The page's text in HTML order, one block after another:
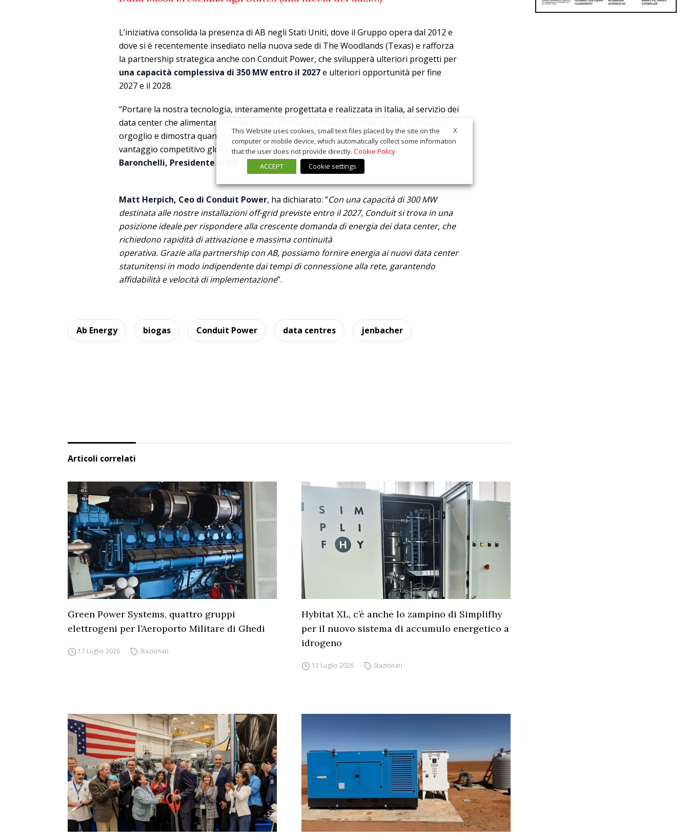
L’iniziativa consolida la presenza di AB negli Stati Uniti, dove il Gruppo opera dal 2012 e
dove si è recentemente insediato nella nuova sede di The Woodlands (Texas) e rafforza
la partnership strategica anche con Conduit Power, che svilupperà ulteriori progetti per
una capacità complessiva di 350 MW entro il 2027e ulteriori opportunità per fine
2027 e il 2028.
“Portare la nostra tecnologia, interamente progettata e realizzata in Italia, al servizio dei
data center che alimentano l’intelligenza artificiale anche negli Stati Uniti è motivo di
orgoglio e dimostra quanto l’innovazione e la sostenibilità possano diventare un
vantaggio competitivo globale,” ha dichiaratoAngelo
Baronchelli, Presidente di AB
Matt Herpich, Ceo di Conduit Power, ha dichiarato: “Con una capacità di 300 MW
destinata alle nostre installazioni off-grid previste entro il 2027, Conduit si trova in una
posizione ideale per rispondere alla crescente domanda di energia dei data center, che
richiedono rapidità di attivazione e massima continuità
operativa. Grazie alla partnership con AB, possiamo fornire energia ai nuovi data center
statunitensi in modo indipendente dai tempi di connessione alla rete, garantendo
affidabilità e velocità di implementazione”.
Ab Energy biogas Conduit Power data centres jenbacher
Articoli correlati
Green Power Systems, quattro gruppi
elettrogeni per l’Aeroporto Militare di Ghedi
17 Luglio 2026 Stazionari
Hybitat XL, c’è anche lo zampino di Simplifhy
per il nuovo sistema di accumulo energetico a
idrogeno
13 Luglio 2026 Stazionari
X
This Website uses cookies, small text files placed by the site on the
computer or mobile device, which automatically collect some information
that the user does not provide directly. Cookie Policy
ACCEPT
Cookie settings